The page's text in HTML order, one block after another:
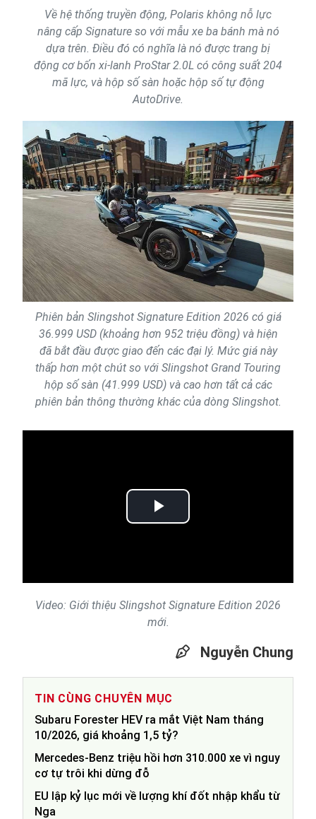
Về hệ thống truyền động, Polaris không nỗ lực
nâng cấp Signature so với mẫu xe ba bánh mà nó
dựa trên. Điều đó có nghĩa là nó được trang bị
động cơ bốn xi-lanh ProStar 2.0L có công suất 204
mã lực, và hộp số sàn hoặc hộp số tự động
AutoDrive.
Phiên bản Slingshot Signature Edition 2026 có giá
36.999 USD (khoảng hơn 952 triệu đồng) và hiện
đã bắt đầu được giao đến các đại lý. Mức giá này
thấp hơn một chút so với Slingshot Grand Touring
hộp số sàn (41.999 USD) và cao hơn tất cả các
phiên bản thông thường khác của dòng Slingshot.
Play
Video: Giới thiệu Slingshot Signature Edition 2026
mới.
Nguyễn Chung
TIN CÙNG CHUYÊN MỤC
Subaru Forester HEV ra mắt Việt Nam tháng
10/2026, giá khoảng 1,5 tỷ?
Mercedes-Benz triệu hồi hơn 310.000 xe vì nguy
cơ tự trôi khi dừng đỗ
EU lập kỷ lục mới về lượng khí đốt nhập khẩu từ
Nga